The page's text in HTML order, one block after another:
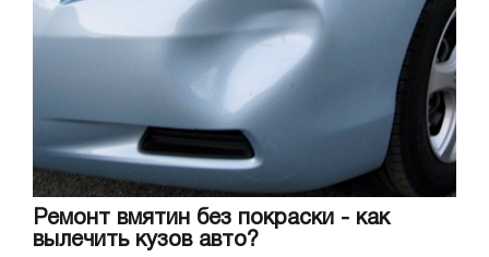
Ремонт вмятин без покраски - как
вылечить кузов авто?